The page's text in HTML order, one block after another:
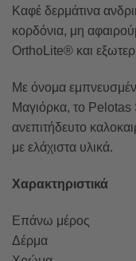
Καφέ δερμάτινα
κορδόνια, μη
OrthoLite® και
Με όνομα
Μαγιόρκα, το Pelotas
ανεπιτήδευτο
με ελάχιστα υλικά.
Χαρακτηριστικά
Επάνω μέρος
Δέρμα